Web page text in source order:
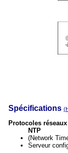
Spécifications
Protocoles réseaux
NTP
(Network
Serveur